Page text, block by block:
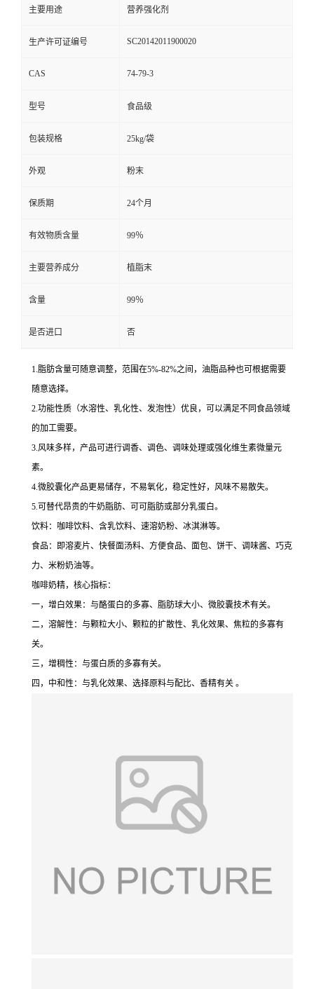
主要用途 营养强化剂
生产许可证编号 SC20142011900020
CAS 74-79-3
型号 食品级
包装规格 25kg/袋
外观 粉末
保质期 24个月
有效物质含量 99％
主要营养成分 植脂末
含量 99％
是否进口 否
1.脂肪含量可随意调整，范围在5%-82%之间，油脂品种也可根据需要
随意选择。
2.功能性质（水溶性、乳化性、发泡性）优良，可以满足不同食品领域
的加工需要。
3.风味多样，产品可进行调香、调色、调味处理或强化维生素微量元
素。
4.微胶囊化产品更易储存，不易氧化，稳定性好，风味不易散失。
5.可替代昂贵的牛奶脂肪、可可脂肪或部分乳蛋白。
饮料：咖啡饮料、含乳饮料、速溶奶粉、冰淇淋等。
食品：即溶麦片、快餐面汤料、方便食品、面包、饼干、调味酱、巧克
力、米粉奶油等。
咖啡奶精，核心指标：
一，增白效果：与酪蛋白的多寡、脂肪球大小、微胶囊技术有关。
二，溶解性：与颗粒大小、颗粒的扩散性、乳化效果、焦粒的多寡有
关。
三，增稠性：与蛋白质的多寡有关。
四，中和性：与乳化效果、选择原料与配比、香精有关 。